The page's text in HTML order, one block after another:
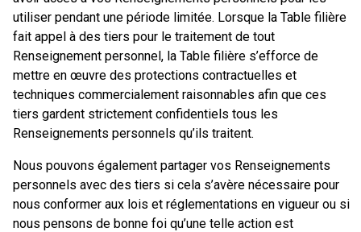
utiliser pendant une période limitée. Lorsque la Table filière
fait appel à des tiers pour le traitement de tout
Renseignement personnel, la Table filière s’efforce de
mettre en œuvre des protections contractuelles et
techniques commercialement raisonnables afin que ces
tiers gardent strictement confidentiels tous les
Renseignements personnels qu’ils traitent.
Nous pouvons également partager vos Renseignements
personnels avec des tiers si cela s’avère nécessaire pour
nous conformer aux lois et réglementations en vigueur ou si
nous pensons de bonne foi qu’une telle action est